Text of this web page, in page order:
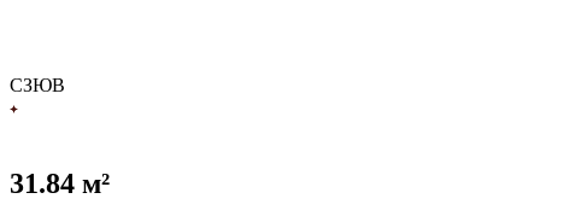
СЗЮВ
31.84 м²